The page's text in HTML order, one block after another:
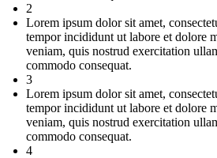
2
Lorem ipsum dolor sit amet,
tempor incididunt ut labore et dolore
veniam, quis nostrud exercitation
commodo consequat.
3
Lorem ipsum dolor sit amet,
tempor incididunt ut labore et dolore
veniam, quis nostrud exercitation
commodo consequat.
4